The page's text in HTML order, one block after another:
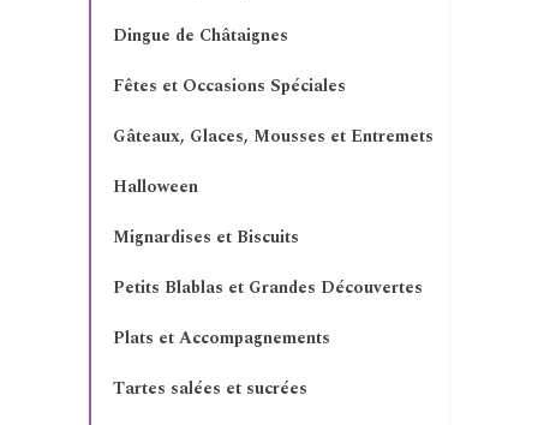
Dingue de Châtaignes
Fêtes et Occasions Spéciales
Gâteaux, Glaces, Mousses et Entremets
Halloween
Mignardises et Biscuits
Petits Blablas et Grandes Découvertes
Plats et Accompagnements
Tartes salées et sucrées